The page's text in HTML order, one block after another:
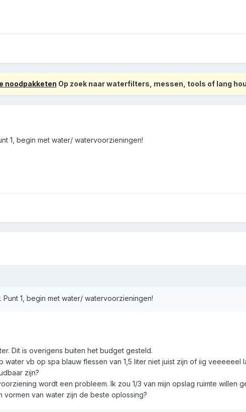
noodpakketen Op zoek naar waterfilters, messen, tools of lang
1, begin met water/ watervoorzieningen!
1, begin met water/ watervoorzieningen!
Dit is overigens buiten het budget gesteld.
water vb op spa blauw flessen van 1,5 liter niet juist zijn of iig veeeeeel
zijn?
wordt een probleem. Ik zou 1/3 van mijn opslag ruimte willen
vormen van water zijn de beste oplossing?